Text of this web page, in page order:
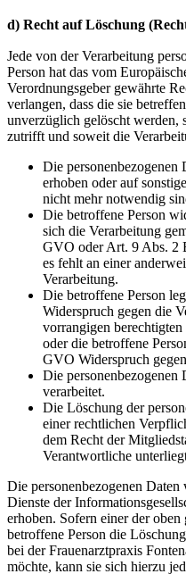
d) Recht auf Löschung
Jede von der Verarbeitung
Person hat das vom
Verordnungsgeber gewährte
verlangen, dass die sie
unverzüglich gelöscht werden,
zutrifft und soweit die
Die
erhoben oder auf
nicht mehr notwendig
Die betroffene Person
sich die Verarbeitung
GVO oder Art. 9 Abs. 2
es fehlt an einer
Verarbeitung.
Die betroffene Person
Widerspruch gegen die
vorrangigen
oder die betroffene
GVO Widerspruch
Die personenbezogenen
verarbeitet.
Die Löschung der
einer rechtlichen
dem Recht der
Verantwortliche
Die personenbezogenen
Dienste der
erhoben. Sofern einer der
betroffene Person die
bei der Frauenarztpraxis
möchte, kann sie sich hierzu